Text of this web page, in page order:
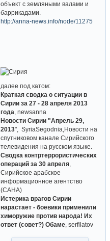
объект с земляными валами и
баррикадами.
http://anna-news.info/node/11275
далее под катом:
Краткая сводка о ситуации в
Сирии за 27 - 28 апреля 2013
года , newsanna
Новости Сирии "Апрель 29,
2013", SyriaSegodnia,Новости на
спутниковом канале Сирийского
телевидения на русском языке.
Сводка контртеррористических
операций за 30 апреля
Сирийское арабское
информационное агентство
(САНА)
Истерика врагов Сирии
нарастает - боевики применили
химоружие против народа! Их
ответ (совет?) Обаме , serfilatov